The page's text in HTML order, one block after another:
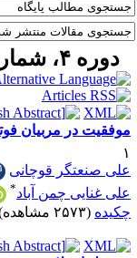
دوره ۴، شماره ۳ - ( تابستان ۱۴۰۳ )
در مربیان
صنعتگر قوچانی
غنایی چمن آباد*
(۲۵۷۳ مشاهده) |